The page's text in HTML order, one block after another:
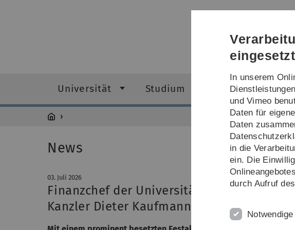
Universität Studium Forschung
News
03. Juli 2026
Finanzchef der Universität Ulm sagt Ade
Kanzler Dieter Kaufmann verabschiedet
In unserem
und Vimeo
Daten für
Daten
in die
ein. Die
durch Aufruf